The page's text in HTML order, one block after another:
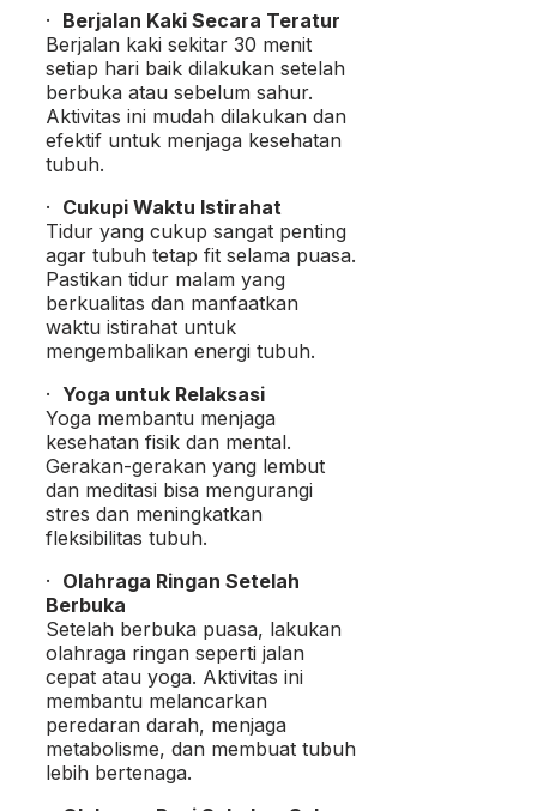
· Berjalan Kaki Secara Teratur
Berjalan kaki sekitar 30 menit
setiap hari baik dilakukan setelah
berbuka atau sebelum sahur.
Aktivitas ini mudah dilakukan dan
efektif untuk menjaga kesehatan
tubuh.
· Cukupi Waktu Istirahat
Tidur yang cukup sangat penting
agar tubuh tetap fit selama puasa.
Pastikan tidur malam yang
berkualitas dan manfaatkan
waktu istirahat untuk
mengembalikan energi tubuh.
· Yoga untuk Relaksasi
Yoga membantu menjaga
kesehatan fisik dan mental.
Gerakan-gerakan yang lembut
dan meditasi bisa mengurangi
stres dan meningkatkan
fleksibilitas tubuh.
· Olahraga Ringan Setelah
Berbuka
Setelah berbuka puasa, lakukan
olahraga ringan seperti jalan
cepat atau yoga. Aktivitas ini
membantu melancarkan
peredaran darah, menjaga
metabolisme, dan membuat tubuh
lebih bertenaga.